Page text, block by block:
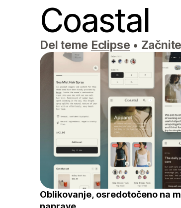
Coastal
Del teme Eclipse •
Oblikovanje, osredotočeno na